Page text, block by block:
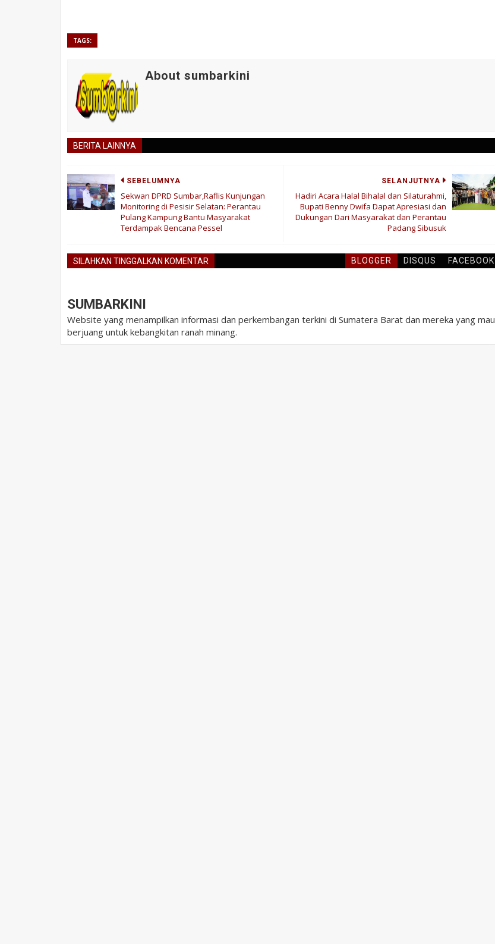
TAGS:
About sumbarkini
BERITA LAINNYA
SELANJUTNYA
Hadiri Acara Halal Bihalal dan Silaturahmi,
Bupati Benny Dwifa Dapat Apresiasi dan
Dukungan Dari Masyarakat dan Perantau
Padang Sibusuk
SEBELUMNYA
Sekwan DPRD Sumbar,Raflis Kunjungan
Monitoring di Pesisir Selatan: Perantau
Pulang Kampung Bantu Masyarakat
Terdampak Bencana Pessel
SILAHKAN TINGGALKAN KOMENTAR BLOGGER DISQUS FACEBOOK
SUMBARKINI
Website yang menampilkan informasi dan perkembangan terkini di Sumatera Barat dan mereka yang mau
berjuang untuk kebangkitan ranah minang.